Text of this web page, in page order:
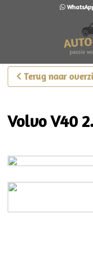
Terug naar
Volvo V40